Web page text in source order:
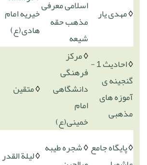
◊مهدی یار اسلامی معرفی
مذهب حقه
شیعه
خیریه امام
هادی(ع)
◊
احادیث 1 -
گنجینه ی
آموزه های
مذهبی
◊مرکز
فرهنگی
دانشگاهی
امام
خمینی(ع)
◊متقین
◊پایگاه جامع◊شجره طیبه ◊لیلة القدر